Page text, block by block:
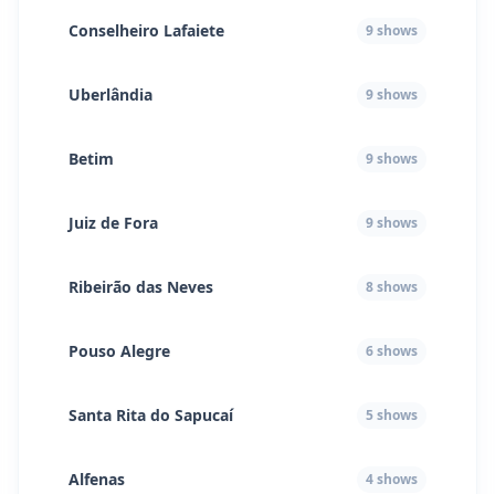
Conselheiro Lafaiete 9shows
Uberlândia 9shows
Betim 9shows
Juiz de Fora 9shows
Ribeirão das Neves 8shows
Pouso Alegre 6shows
Santa Rita do Sapucaí 5shows
Alfenas 4shows